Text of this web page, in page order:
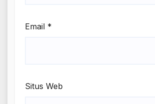
Email *
Situs Web